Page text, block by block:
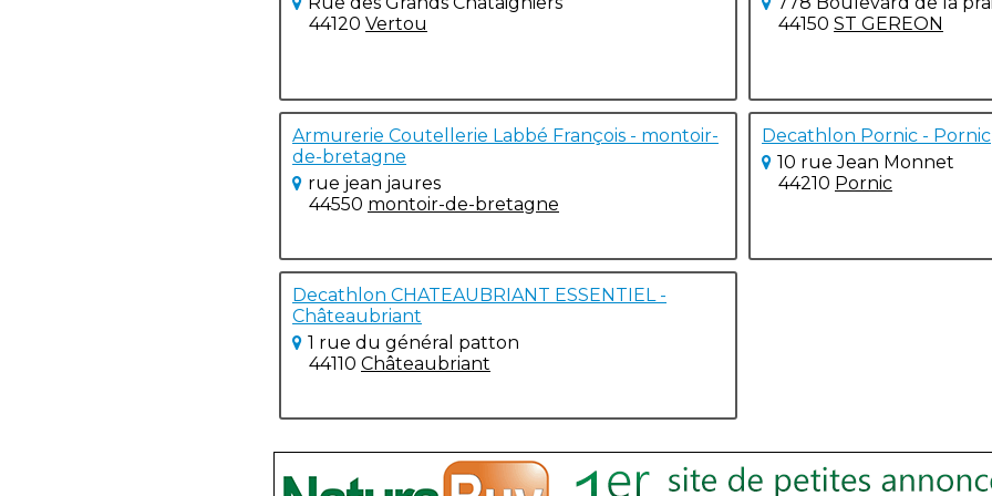
44120 Vertou
44150 ST GEREON
Armurerie Coutellerie Labbé François - montoir-
de-bretagne
rue jean jaures
44550 montoir-de-bretagne
Decathlon Pornic - Pornic
10 rue Jean Monnet
44210 Pornic
Decathlon CHATEAUBRIANT ESSENTIEL -
Châteaubriant
1 rue du général patton
44110 Châteaubriant